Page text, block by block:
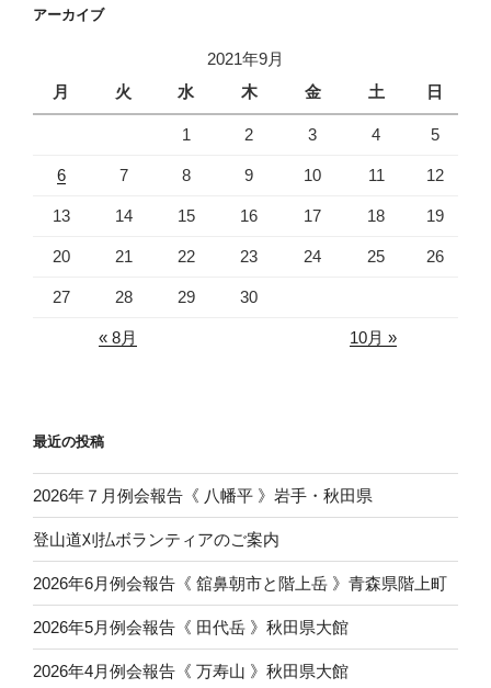
アーカイブ
2021年9月
月
火 水 木 金 土 日
1 2 3 4 5
6 7 8 9 10 11 12
13 14 15 16 17 18 19
20 21 22 23 24 25 26
27 28 29 30
« 8月 10月 »
最近の投稿
2026年７月例会報告《 八幡平 》岩手・秋田県
登山道刈払ボランティアのご案内
2026年6月例会報告《 舘鼻朝市と階上岳 》青森県階上町
2026年5月例会報告《 田代岳 》秋田県大館
2026年4月例会報告《 万寿山 》秋田県大館